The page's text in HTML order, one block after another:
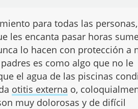
para todas las
les encanta pasar horas
lo hacen con protección a
es como algo que no le
el agua de las piscinas
otitis externa o,
muy dolorosas y de difícil